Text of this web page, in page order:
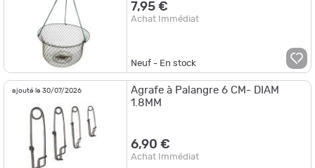
7,95 €
Achat Immédiat
Neuf - En stock
ajouté le 30/07/2026
Agrafe à Palangre 6 CM- DIAM
1.8MM
6,90 €
Achat Immédiat